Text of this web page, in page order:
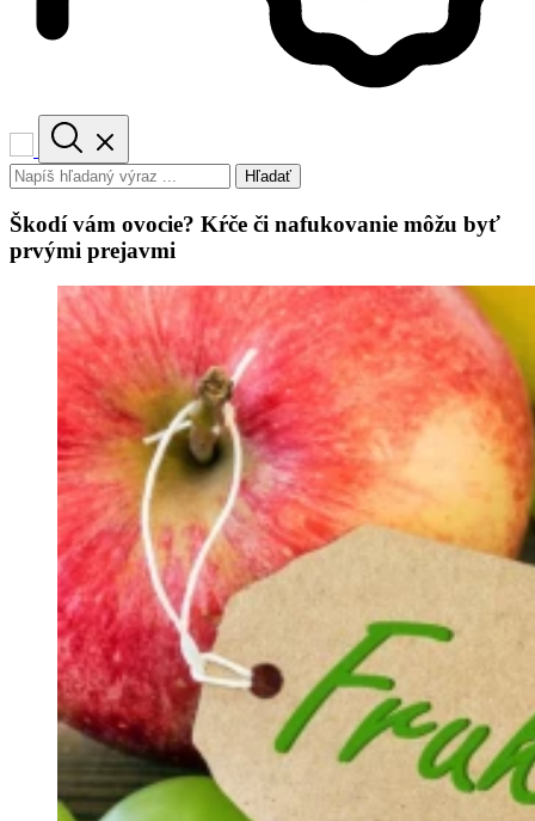
Hľadať
Škodí vám ovocie? Kŕče či nafukovanie môžu byť
prvými prejavmi